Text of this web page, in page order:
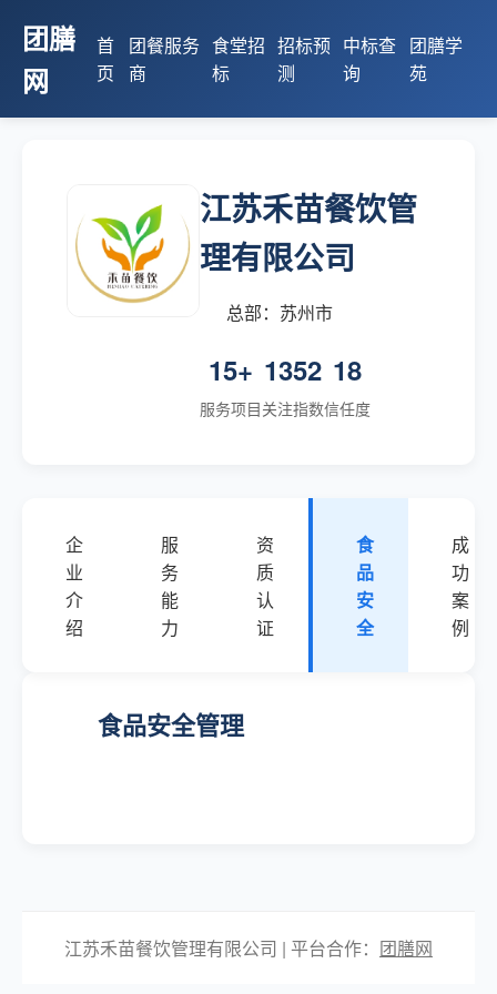
团膳
网
首
页
团餐服务
商
食堂招
标
招标预
测
中标查
询
团膳学
苑
江苏禾苗餐饮管
理有限公司
总部：苏州市
15+
服务项目
1352
关注指数
18
信任度
企
业
介
绍
服
务
能
力
资
质
认
证
食
品
安
全
成
功
案
例
食品安全管理
江苏禾苗餐饮管理有限公司 | 平台合作： 团膳网